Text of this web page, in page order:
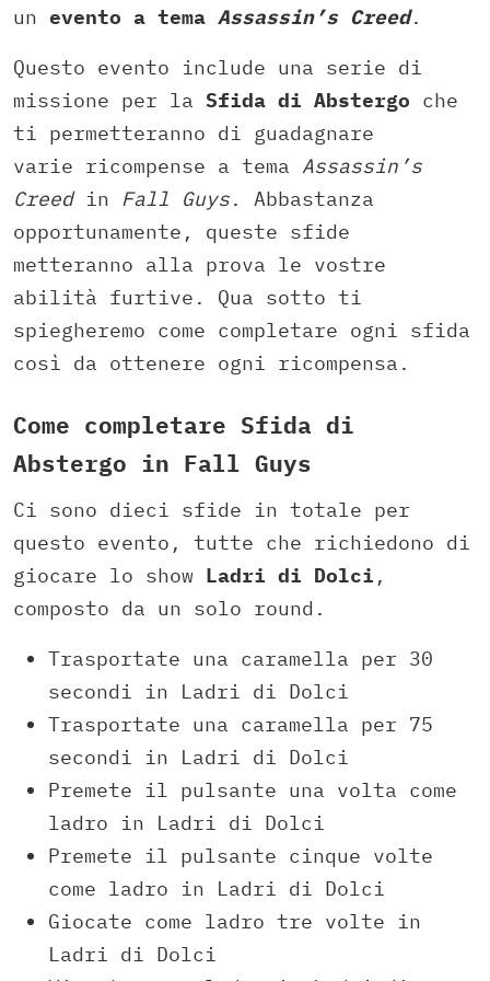
un evento a tema Assassin’s Creed.
Questo evento include una serie di
missione per la Sfida di Abstergo che
ti permetteranno di guadagnare
varie ricompense a tema Assassin’s
Creed in Fall Guys. Abbastanza
opportunamente, queste sfide
metteranno alla prova le vostre
abilità furtive. Qua sotto ti
spiegheremo come completare ogni sfida
così da ottenere ogni ricompensa.
Come completare Sfida di
Abstergo in Fall Guys
Ci sono dieci sfide in totale per
questo evento, tutte che richiedono di
giocare lo show Ladri di Dolci ,
composto da un solo round.
Trasportate una caramella per 30
secondi in Ladri di Dolci
Trasportate una caramella per 75
secondi in Ladri di Dolci
Premete il pulsante una volta come
ladro in Ladri di Dolci
Premete il pulsante cinque volte
come ladro in Ladri di Dolci
Giocate come ladro tre volte in
Ladri di Dolci